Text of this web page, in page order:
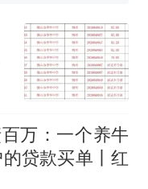
炒肉大王”称
出？中国烹饪
然发现鸡枞菌
鱼徒手将其拽
直呼震惊 （视频
万：一个养牛
贷款买单丨红